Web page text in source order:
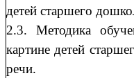
детей старшего
2.3. Методика
картине детей
речи.